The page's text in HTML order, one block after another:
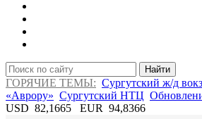
Найти
ГОРЯЧИЕ ТЕМЫ: Сургутский ж/д
«Аврору» Сургутский НТЦ
USD 82,1665 EUR 94,8366